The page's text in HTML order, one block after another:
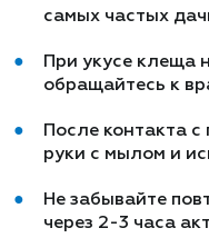
самых частых
При укусе клеща
обращайтесь к
После контакта
руки с мылом и
Не забывайте
через 2-3 часа